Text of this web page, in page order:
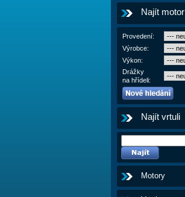
Najít motor
Provedení:
Výrobce:
Výkon:
Drážky
na hřídeli:
Najít vrtuli
Motory